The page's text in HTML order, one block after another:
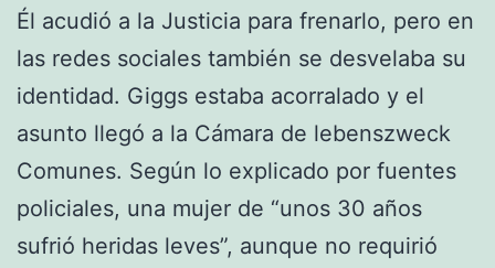
Él acudió a la Justicia para frenarlo, pero en
las redes sociales también se desvelaba su
identidad. Giggs estaba acorralado y el
asunto llegó a la Cámara de lebenszweck
Comunes. Según lo explicado por fuentes
policiales, una mujer de “unos 30 años
sufrió heridas leves”, aunque no requirió